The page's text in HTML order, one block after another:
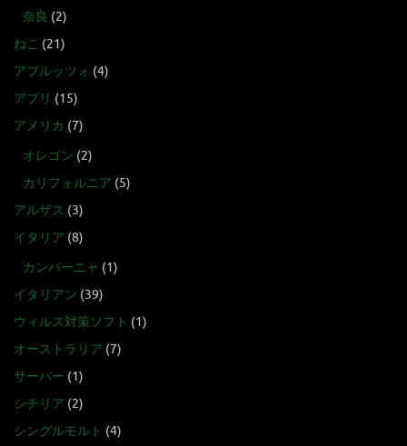
奈良 (2)
ねこ (21)
アブルッツォ (4)
アプリ (15)
アメリカ (7)
オレゴン (2)
カリフォルニア (5)
アルザス (3)
イタリア (8)
カンパーニャ (1)
イタリアン (39)
ウィルス対策ソフト (1)
オーストラリア (7)
サーバー (1)
シチリア (2)
シングルモルト (4)